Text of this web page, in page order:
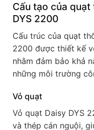
Cấu tạo của
DYS 2200
Cấu trúc của quạt
2200 được thiết kế
nhằm đảm bảo khả
những môi trường
Vỏ quạt
Vỏ quạt Daisy DYS
và thép cán nguội,